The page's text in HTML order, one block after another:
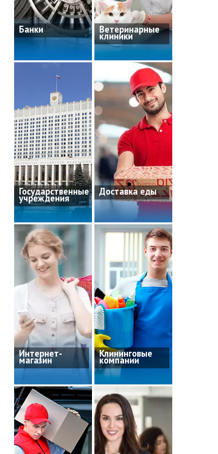
Банки Ветеринарные
клиники
Государственные
учреждения
Доставка еды
Интернет-
магазин
Клининговые
компании